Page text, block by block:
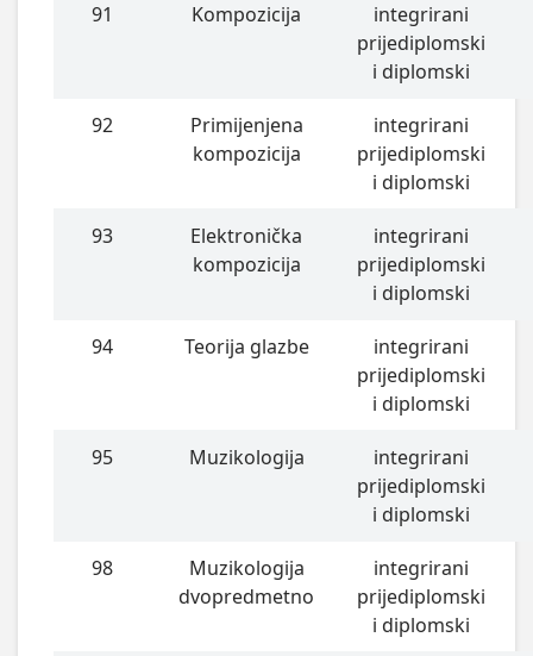
91 Kompozicija
integrirani
prijediplomski
i diplomski
92
Primijenjena
kompozicija
integrirani
prijediplomski
i diplomski
93
Elektronička
kompozicija
integrirani
prijediplomski
i diplomski
94 Teorija glazbe
integrirani
prijediplomski
i diplomski
95 Muzikologija
integrirani
prijediplomski
i diplomski
98
Muzikologija
dvopredmetno
integrirani
prijediplomski
i diplomski